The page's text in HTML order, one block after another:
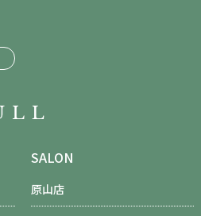
SALON
原山店